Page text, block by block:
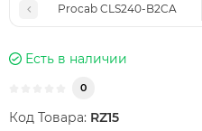
Procab CLS240-B2CA
Есть в наличии
0
Код Товара: RZ15